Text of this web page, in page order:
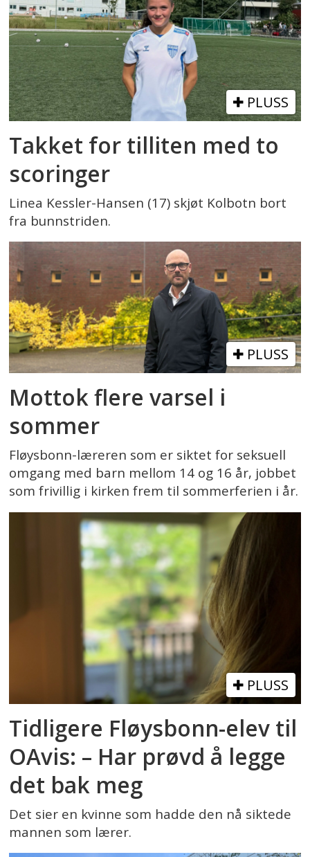
PLUSS
Takket for tilliten med to
scoringer
Linea Kessler-Hansen (17) skjøt Kolbotn bort
fra bunnstriden.
PLUSS
Mottok flere varsel i
sommer
Fløysbonn-læreren som er siktet for seksuell
omgang med barn mellom 14 og 16 år, jobbet
som frivillig i kirken frem til sommerferien i år.
PLUSS
Tidligere Fløysbonn-elev til
OAvis: – Har prøvd å legge
det bak meg
Det sier en kvinne som hadde den nå siktede
mannen som lærer.